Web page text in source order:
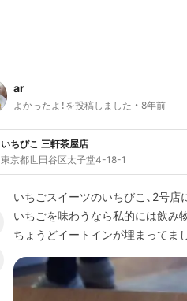
ar
よかったよ！を投稿しました 8年前
いちびこ 三軒茶屋店
東京都世田谷区太子堂4-18-1
いちごスイーツのいちびこ、2号店
いちごを味わうなら私的には飲み
ちょうどイートインが埋まってま